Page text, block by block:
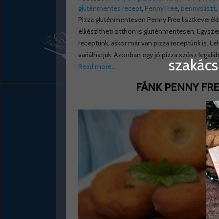
gluténmentes recept, Penny Free, pennysliszt,
Pizza gluténmentesen Penny Free
elkészítheti otthon is gluténmentesen.
receptünk, akkor már van pizza receptünk is.
variálhatjuk. Azonban egy jó pizza szósz
Read more…
FÁNK PENNY